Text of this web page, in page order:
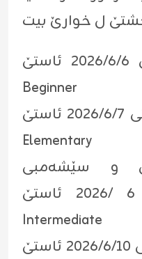
ڕۆژا شەمبیێ ڕێکەڤتی ٢٠٢٦/٦/٦ ئاستێ
Beginner
ڕۆژا ئێکشەمبی ڕێکەڤتی ٢٠٢٦/٦/٧ ئاستێ
Elementary
و سێشەمبی
ڕێکەڤتیێن ٨ و ٩/ ٦ /٢٠٢٦ ئاستێ
Intermediate
ڕۆژا چارشەمبی ڕێکەڤتی ٢٠٢٦/٦/١٠ ئاستێ